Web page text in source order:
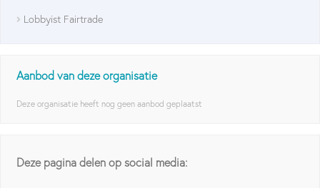
Lobbyist Fairtrade
Aanbod van deze organisatie
Deze organisatie heeft nog geen aanbod geplaatst
Deze pagina delen op social media: